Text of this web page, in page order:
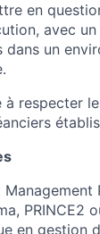
en
avec
un
respecter
PRINCE2
en gestion